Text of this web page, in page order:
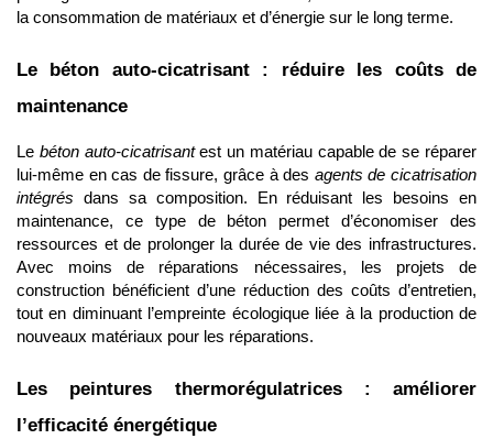
la consommation de matériaux et d’énergie sur le long terme.
Le béton auto-cicatrisant : réduire les coûts de
maintenance
Le béton auto-cicatrisantest un matériau capable de se réparer
lui-même en cas de fissure, grâce à des agents de cicatrisation
intégrés dans sa composition. En réduisant les besoins en
maintenance, ce type de béton permet d’économiser des
ressources et de prolonger la durée de vie des infrastructures.
Avec moins de réparations nécessaires, les projets de
construction bénéficient d’une réduction des coûts d’entretien,
tout en diminuant l’empreinte écologique liée à la production de
nouveaux matériaux pour les réparations.
Les peintures thermorégulatrices : améliorer
l’efficacité énergétique